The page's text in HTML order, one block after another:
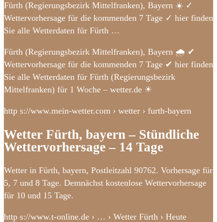
Fürth (Regierungsbezirk Mittelfranken), Bayern ☀️ ✓
Wettervorhersage für die kommenden 7 Tage ✓ hier finden
Sie alle Wetterdaten für Fürth …
Fürth (Regierungsbezirk Mittelfranken), Bayern 🌧️ ✔
Wettervorhersage für die kommenden 7 Tage ✔ hier finden
Sie alle Wetterdaten für Fürth (Regierungsbezirk
Mittelfranken) für 1 Woche – wetter.de ☀
http s://www.mein-wetter.com › wetter › furth-bayern
Wetter Fürth, bayern – Stündliche
Wettervorhersage – 14 Tage
Wetter in Fürth, bayern, Postleitzahl 90762. Vorhersage für
5, 7 und 8 Tage. Demnächst kostenlose Wettervorhersage
für 10 und 15 Tage.
http s://www.t-online.de › … › Wetter Fürth › Heute